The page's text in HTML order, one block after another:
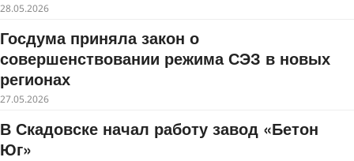
28.05.2026
Госдума приняла закон о
совершенствовании режима СЭЗ в новых
регионах
27.05.2026
В Скадовске начал работу завод «Бетон
Юг»